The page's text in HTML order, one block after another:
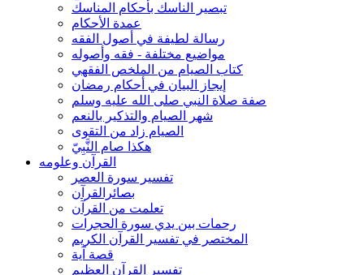
تبصير الناسك بأحكام المناسك
عمدة الأحكام
رسالة لطيفة في أصول الفقه
مواضيع مختلفة - فقه وأصوله
كتاب الصيام من الملخص الفقهي
إيجاز البيان في أحكام رمضان
صفة صلاة النبي صلى الله عليه وسلم
شهر الصيام والتذكير بالنعم
الصيام زاد من التقوى
هكذا صام النَّبِيّ
القرآن وعلومه
تفسير سورة العصر
بصائرالقرآن
تعلمت من القرآن
رحمات بين يدي سورة الحجرات
المختصر في تفسير القرآن الكريم
قصة آية
تفسير القرآن العظيم